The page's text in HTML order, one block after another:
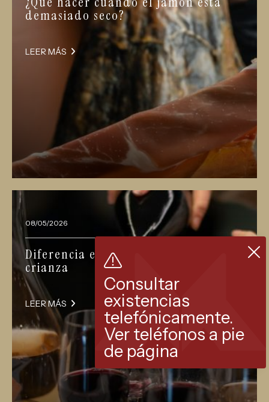
demasiado seco?
LEER MÁS
08/05/2026
Diferencia entre vino reserva y
crianza
LEER MÁS
Consultar
existencias
telefónicamente.
Ver teléfonos a pie
de página